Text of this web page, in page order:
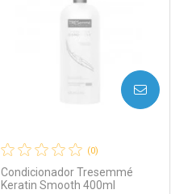
Laboratório
Por Menos
(0)
Condicionador Tresemmé
Keratin Smooth 400ml
AVISE-ME